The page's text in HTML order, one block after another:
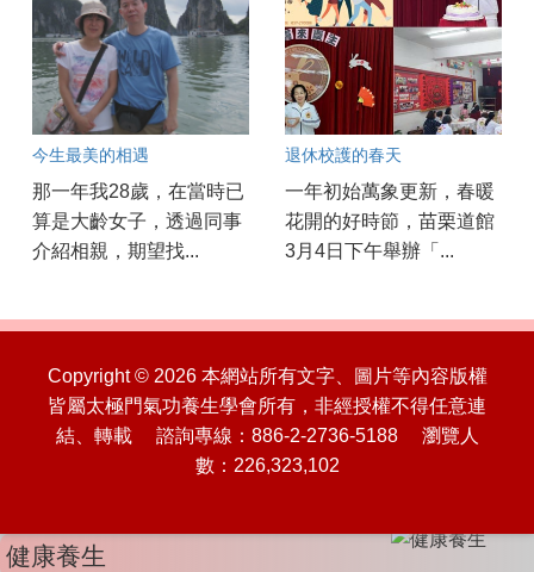
今生最美的相遇
那一年我28歲，在當時已
算是大齡女子，透過同事
介紹相親，期望找...
退休校護的春天
一年初始萬象更新，春暖
花開的好時節，苗栗道館
3月4日下午舉辦「...
Copyright © 2026 本網站所有文字、圖片等內容版權
皆屬太極門氣功養生學會所有，非經授權不得任意連
結、轉載 諮詢專線：886-2-2736-5188 瀏覽人
數：226,323,102
健康養生